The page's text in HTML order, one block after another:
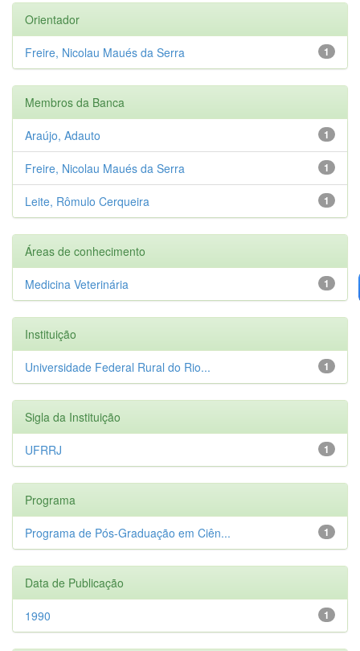
Orientador
1
Freire, Nicolau Maués da Serra
Membros da Banca
1
Araújo, Adauto
1
Freire, Nicolau Maués da Serra
1
Leite, Rômulo Cerqueira
Áreas de conhecimento
1
Medicina Veterinária
Instituição
1
Universidade Federal Rural do Rio...
Sigla da Instituição
1
UFRRJ
Programa
1
Programa de Pós-Graduação em Ciên...
Data de Publicação
1
1990